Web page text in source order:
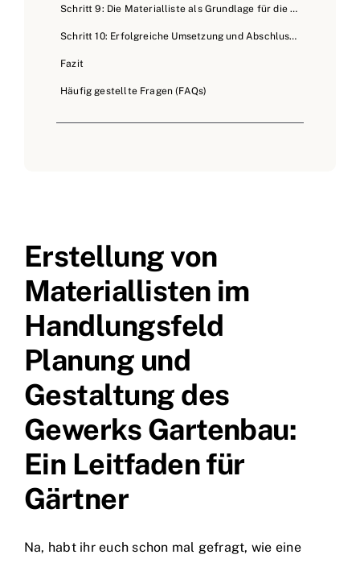
Schritt 9: Die Materialliste als Grundlage für die Umsetzung
Schritt 10: Erfolgreiche Umsetzung und Abschluss des Projekts
Fazit
Häufig gestellte Fragen (FAQs)
Erstellung von
Materiallisten im
Handlungsfeld
Planung und
Gestaltung des
Gewerks Gartenbau:
Ein Leitfaden für
Gärtner
Na, habt ihr euch schon mal gefragt, wie eine